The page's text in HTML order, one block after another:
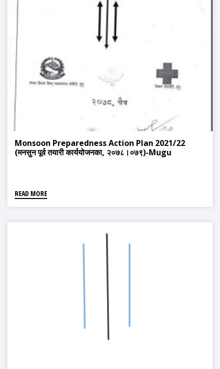
Monsoon Preparedness Action Plan 2021/22
(मनसुन पूर्व तयारी कार्ययोजनका, २०७८।०७९)-Mugu
READ MORE